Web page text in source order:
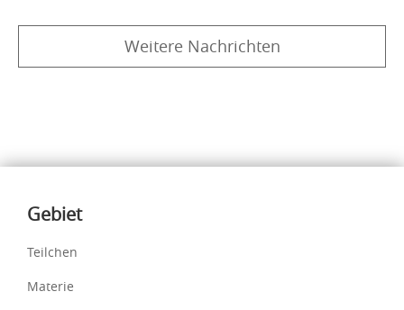
Weitere Nachrichten
Inhalte
Gebiet
Teilchen
Materie